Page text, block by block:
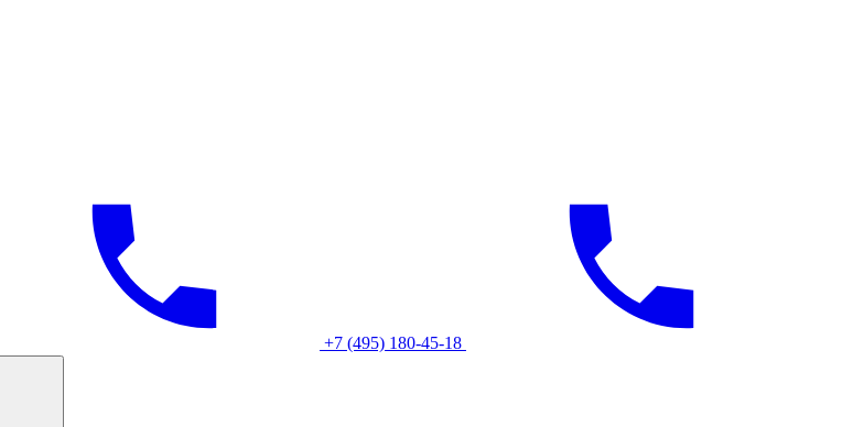
+7 (495) 180-45-18